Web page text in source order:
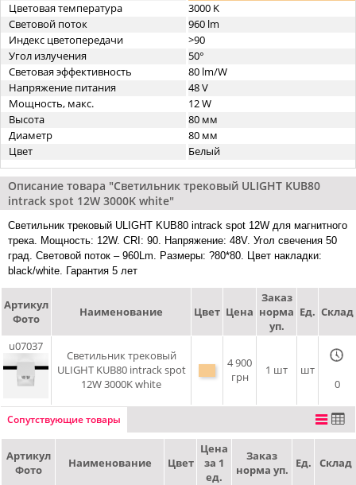
Цветовая температура
3000 K
Световой поток
960 lm
Индекс цветопередачи
>90
Угол излучения
50°
Световая эффективность
80 lm/W
Напряжение питания
48 V
Мощность, макс.
12 W
Высота
80 мм
Диаметр
80 мм
Цвет
Белый
Описание товара "Светильник трековый ULIGHT KUB80
intrack spot 12W 3000K white"
Светильник трековый ULIGHT KUB80 intrack spot 12W для магнитного
трека. Мощность: 12W. CRI: 90. Напряжение: 48V. Угол свечения 50
град. Световой поток – 960Lm. Размеры: ?80*80. Цвет накладки:
black/white. Гарантия 5 лет
Артикул
Фото
Наименование Цвет Цена
Заказ
норма
уп.
Ед. Склад
u07037
Светильник трековый
ULIGHT KUB80 intrack spot
12W 3000K white
4 900
грн
1 шт
шт
0
Сопутствующие товары
Артикул
Фото
Наименование Цвет
Цена
за 1
ед.
Заказ
норма уп.
Ед. Склад